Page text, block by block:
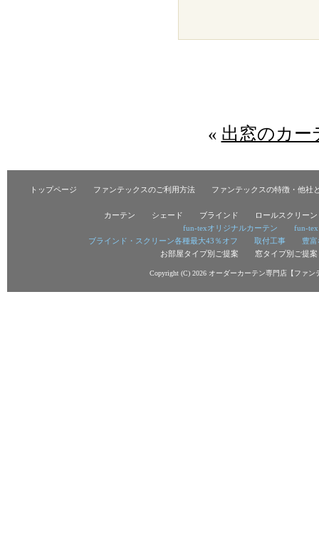
« 出窓のカー
トップページ ファンテックスのご利用方法 ファンテックスの特徴・他社
カーテン シェード ブラインド
ロールスクリーン
fun-texオリジナルカーテン
fun-
ブラインド・スクリーン各種最大43％オフ
取付工事
豊
お部屋タイプ別ご提案
窓タイプ別ご提案
Copyright (C) 2026 オーダーカーテン専門店【ファン